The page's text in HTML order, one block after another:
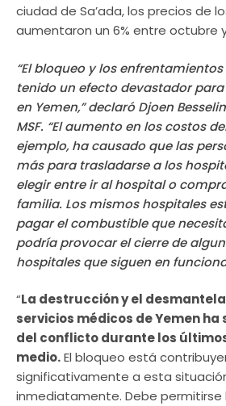
ciudad de Sa’ada, los precios de
aumentaron un 6% entre octubre
“El bloqueo y los
tenido un efecto devastador
en Yemen,” declaró Djoen
MSF. “El aumento en los costos
ejemplo, ha causado que las
más para trasladarse a los
elegir entre ir al hospital o
familia. Los mismos hospitales
pagar el combustible que
podría provocar el cierre de
hospitales que siguen en
“La destrucción y el
servicios médicos de Yemen
del conflicto durante los
medio.El bloqueo está
significativamente a esta
inmediatamente. Debe permitirse